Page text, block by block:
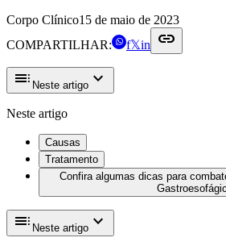
Corpo Clínico15 de maio de 2023
COMPARTILHAR:
f𝕏in
link
toc Neste artigo expand_more
Neste artigo
Causas
Tratamento
Confira algumas dicas para
toc Neste artigo expand_more